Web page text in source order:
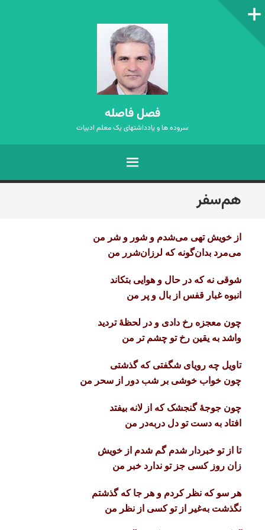
ستون‌کناری
فصل فاصله
سروده ها و یادداشتهای یک معلم ادبیات
فهرست
رفتن
به
هم‌سفر
از خویش تهی می‌شدم و شور و شر من
می‌مرد بدان‌گونه که لرزان‌شرر من
شوقی نه که در حال و هوایی بتکاند
انبوه غبار قفس از بال و پر من
چون معجزه رخ دادی و در لحظۀ تردید
واشد به یقین رخ تو چشم تر من
تاویل چه رویای شگفتی که گذشتی
چون خواب خوشی بر شب دور از سحر من
چون جوجۀ گنجشک که از لانه بیفتد
افتاد به دست تو دل دربه‌در من
تا از تو خبردار شدم گم شدم از خویش
زان روز کسی جز تو ندارد خبر من
هر سو که نظر کردم و هر جا که گذشتم
نگذشت به‌غیر از تو کسی از نظر من